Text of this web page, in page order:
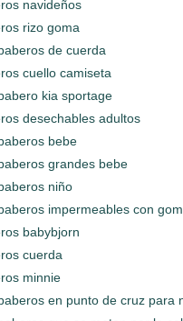
navideños
rizo goma
de cuerda
cuello camiseta
kia sportage
desechables adultos
bebe
grandes bebe
niño
impermeables con
babybjorn
cuerda
minnie
en punto de cruz para